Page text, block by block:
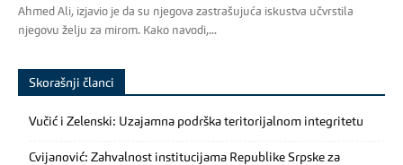
Ahmed Ali, izjavio je da su njegova zastrašujuća iskustva učvrstila
njegovu želju za mirom. Kako navodi,...
Skorašnji članci
Vučić i Zelenski: Uzajamna podrška teritorijalnom integritetu
Cvijanović: Zahvalnost institucijama Republike Srpske za